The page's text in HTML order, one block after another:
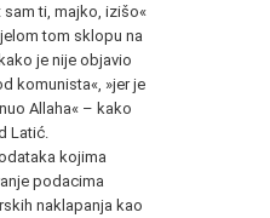
sam ti, majko, izišo«
tom sklopu na
je nije objavio
komunista«, »jer je
Allaha« – kako
Latić.
kojima
podacima
naklapanja kao